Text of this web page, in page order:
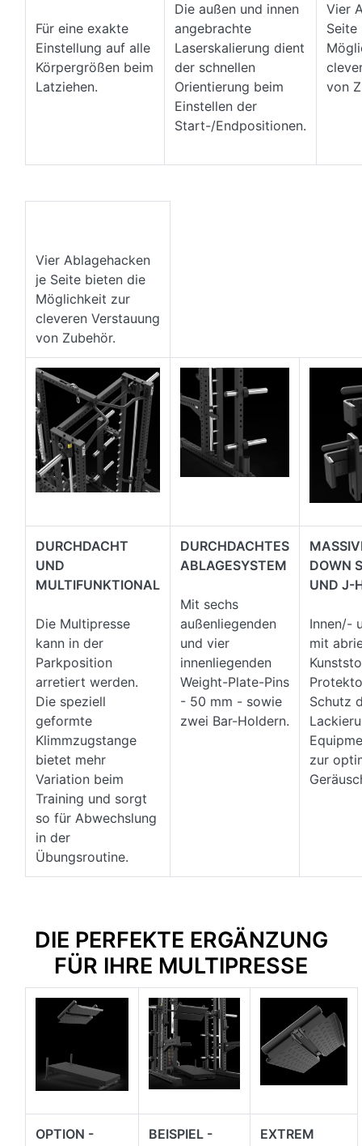
Für eine exakte
Einstellung auf alle
Körpergrößen beim
Latziehen.
Die außen und innen
angebrachte
Laserskalierung dient
der schnellen
Orientierung beim
Einstellen der
Start-/Endpositionen.
Vier
Seite
von
Vier Ablagehacken
je Seite bieten die
Möglichkeit zur
cleveren Verstauung
von Zubehör.
DURCHDACHT
UND
MULTIFUNKTIONAL
Die Multipresse
kann in der
Parkposition
arretiert werden.
Die speziell
geformte
Klimmzugstange
bietet mehr
Variation beim
Training und sorgt
so für Abwechslung
in der
Übungsroutine.
DURCHDACHTES
ABLAGESYSTEM
Mit sechs
außenliegenden
und vier
innenliegenden
Weight-Plate-Pins
- 50 mm - sowie
zwei Bar-Holdern.
DOWN
UND J-
Innen/-
mit
Schutz
zur
DIE PERFEKTE ERGÄNZUNG
FÜR IHRE MULTIPRESSE
OPTION -
BEISPIEL -
EXTREM